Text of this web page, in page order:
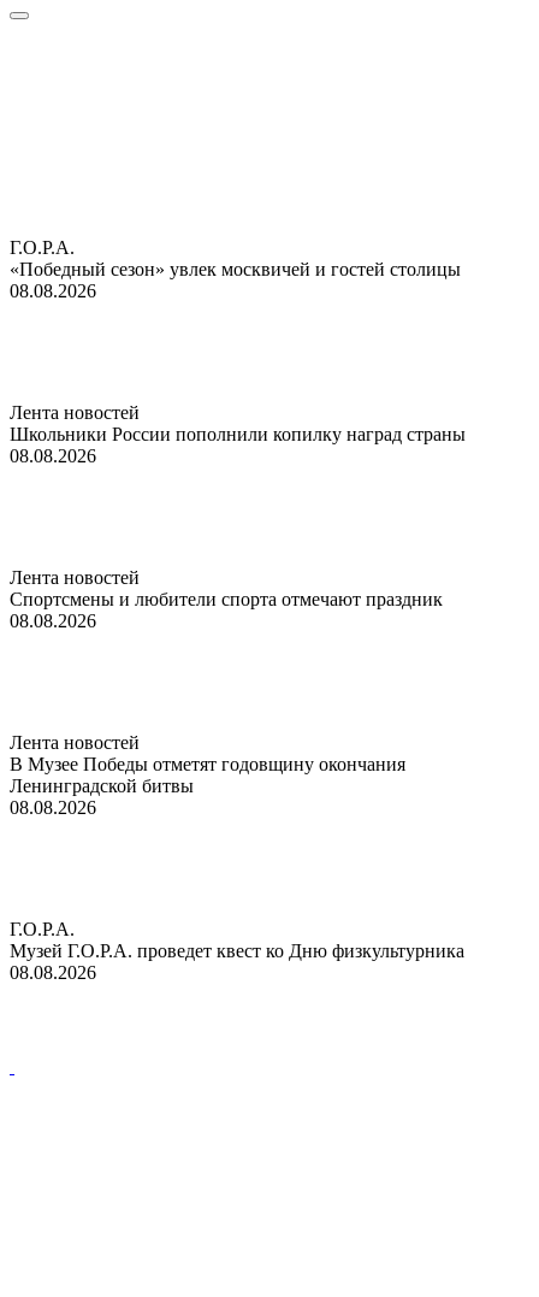
Г.О.Р.А.
«Победный сезон» увлек москвичей и гостей столицы
08.08.2026
Лента новостей
Школьники России пополнили копилку наград страны
08.08.2026
Лента новостей
Спортсмены и любители спорта отмечают праздник
08.08.2026
Лента новостей
В Музее Победы отметят годовщину окончания
Ленинградской битвы
08.08.2026
Г.О.Р.А.
Музей Г.О.Р.А. проведет квест ко Дню физкультурника
08.08.2026